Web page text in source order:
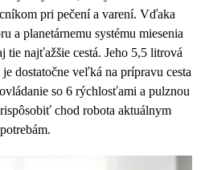
pri pečení a varení. Vďaka
a planetárnemu systému miesenia
tie najťažšie cestá. Jeho 5,5 litrová
dostatočne veľká na prípravu cesta
so 6 rýchlosťami a pulznou
chod robota aktuálnym
potrebám.